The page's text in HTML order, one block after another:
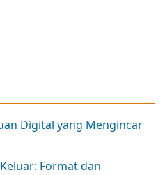
Digital yang Mengincar
Format dan